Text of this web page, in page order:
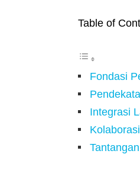
Table of
Fondasi
Integrasi